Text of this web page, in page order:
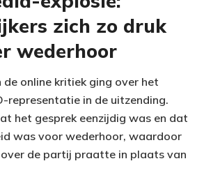
zich zo druk
wederhoor
de online kritiek ging over het
representatie in de uitzending.
het gesprek eenzijdig was en dat
was voor wederhoor, waardoor
de partij praatte in plaats van